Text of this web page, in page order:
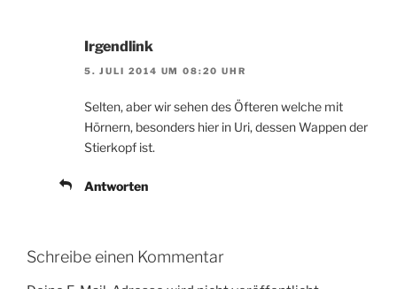
Irgendlink
5. JULI 2014 UM 08:20 UHR
Selten, aber wir sehen des Öfteren welche mit
Hörnern, besonders hier in Uri, dessen Wappen der
Stierkopf ist.
Antworten
Schreibe einen Kommentar